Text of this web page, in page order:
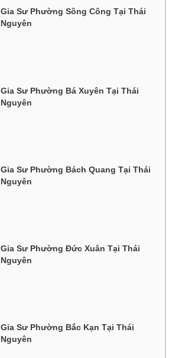
Gia Sư Phường Sông Công Tại Thái
Nguyên
Gia Sư Phường Bá Xuyên Tại Thái
Nguyên
Gia Sư Phường Bách Quang Tại Thái
Nguyên
Gia Sư Phường Đức Xuân Tại Thái
Nguyên
Gia Sư Phường Bắc Kạn Tại Thái
Nguyên